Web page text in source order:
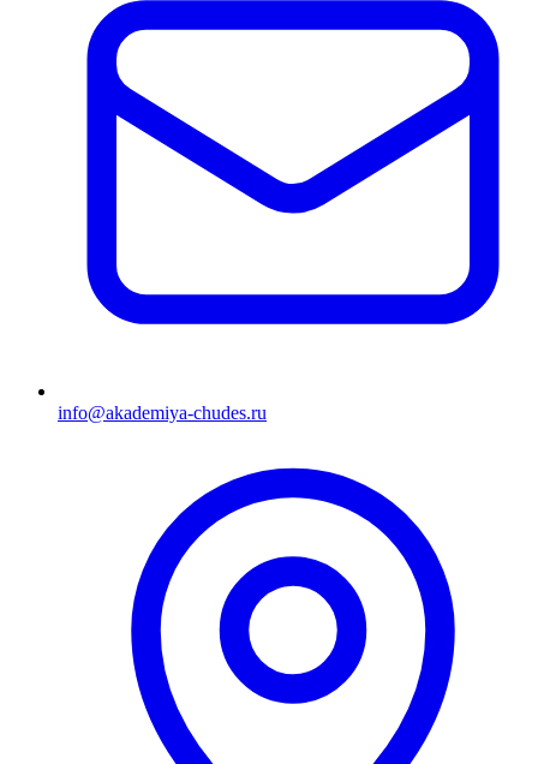
info@akademiya-chudes.ru